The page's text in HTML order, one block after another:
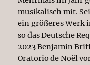
musikalisch mit.
ein größeres Werk
so das Deutsche
2023 Benjamin
Oratorio de Noël